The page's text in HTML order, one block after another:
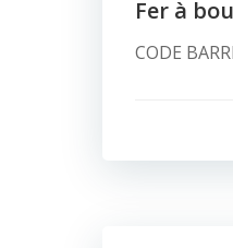
Fer à
CODE